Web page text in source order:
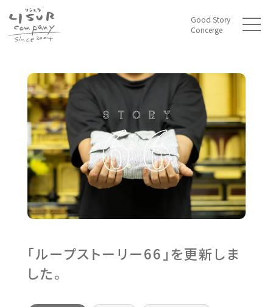
Good Story
Concerge
「ループストーリー66」を更新しま
した。
t
o